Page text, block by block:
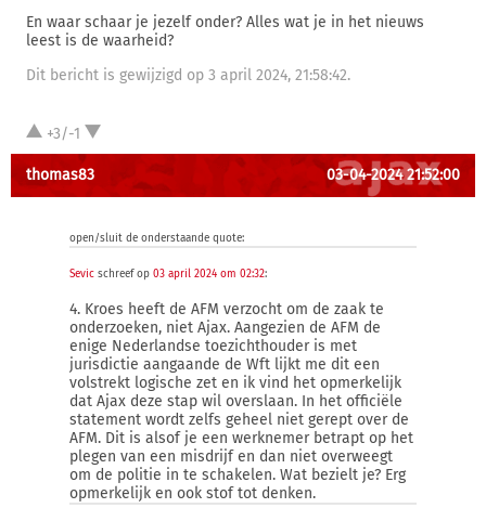
En waar schaar je jezelf onder? Alles wat je in het nieuws
leest is de waarheid?
Dit bericht is gewijzigd op 3 april 2024, 21:58:42.
+3/-1
thomas83 03-04-2024 21:52:00
open/sluit de onderstaande quote:
Sevic schreef op 03 april 2024 om 02:32:
4. Kroes heeft de AFM verzocht om de zaak te
onderzoeken, niet Ajax. Aangezien de AFM de
enige Nederlandse toezichthouder is met
jurisdictie aangaande de Wft lijkt me dit een
volstrekt logische zet en ik vind het opmerkelijk
dat Ajax deze stap wil overslaan. In het officiële
statement wordt zelfs geheel niet gerept over de
AFM. Dit is alsof je een werknemer betrapt op het
plegen van een misdrijf en dan niet overweegt
om de politie in te schakelen. Wat bezielt je? Erg
opmerkelijk en ook stof tot denken.